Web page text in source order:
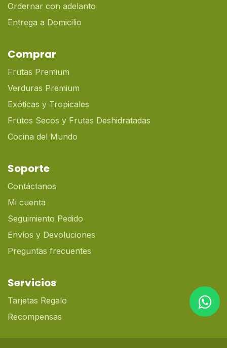
Ordernar con adelanto
Entrega a Domicilio
Comprar
Frutas Premium
Verduras Premium
Exóticas y Tropicales
Frutos Secos y Frutas Deshidratadas
Cocina del Mundo
Soporte
Contáctanos
Mi cuenta
Seguimiento Pedido
Envíos y Devoluciones
Preguntas frecuentes
Servicios
Tarjetas Regalo
Recompensas